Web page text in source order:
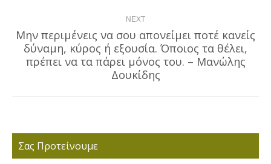
NEXT
Next
post:
Μην περιμένεις να σου απονείμει ποτέ κανείς
δύναμη, κύρος ή εξουσία. Όποιος τα θέλει,
πρέπει να τα πάρει μόνος του. – Μανώλης
Δουκίδης
Σας Προτείνουμε